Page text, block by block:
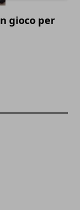
gioco per